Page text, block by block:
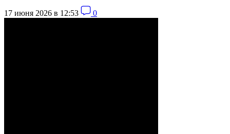
17 июня 2026 в 12:53 0